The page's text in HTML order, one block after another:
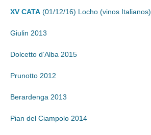
XV CATA (01/12/16) Locho (vinos Italianos)
Giulin 2013
Dolcetto d’Alba 2015
Prunotto 2012
Berardenga 2013
Pian del Ciampolo 2014